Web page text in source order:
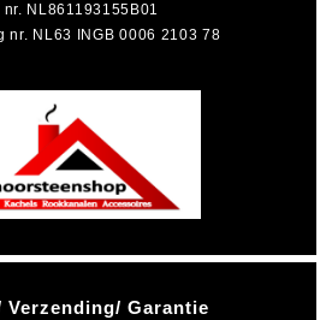
Verzending/ Garantie
nr. NL861193155B01
nr. NL63 INGB 0006 2103 78